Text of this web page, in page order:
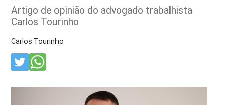
Artigo de opinião do advogado trabalhista
Carlos Tourinho
Carlos Tourinho